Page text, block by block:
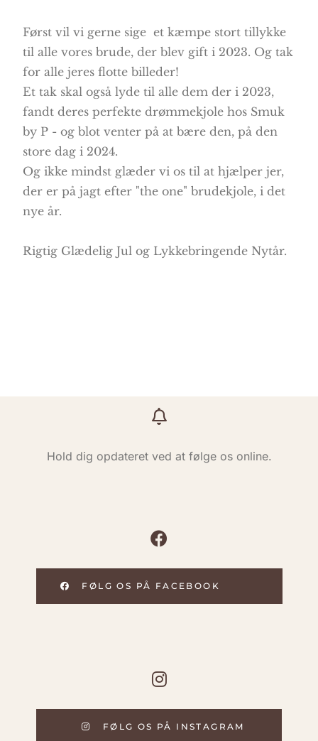
Først vil vi gerne sige et kæmpe stort tillykke
til alle vores brude, der blev gift i 2023. Og tak
for alle jeres flotte billeder!
Et tak skal også lyde til alle dem der i 2023,
fandt deres perfekte drømmekjole hos Smuk
by P - og blot venter på at bære den, på den
store dag i 2024.
Og ikke mindst glæder vi os til at hjælper jer,
der er på jagt efter "the one" brudekjole, i det
nye år.
Rigtig Glædelig Jul og Lykkebringende Nytår.
Hold dig opdateret ved at følge os online.
FØLG OS PÅ FACEBOOK
FØLG OS PÅ INSTAGRAM